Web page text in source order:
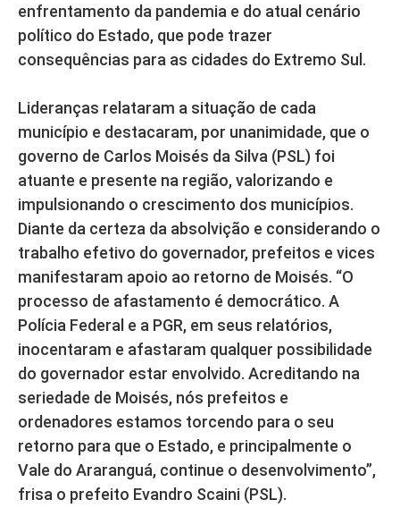
enfrentamento da pandemia e do atual cenário
político do Estado, que pode trazer
consequências para as cidades do Extremo Sul.
Lideranças relataram a situação de cada
município e destacaram, por unanimidade, que o
governo de Carlos Moisés da Silva (PSL) foi
atuante e presente na região, valorizando e
impulsionando o crescimento dos municípios.
Diante da certeza da absolvição e considerando o
trabalho efetivo do governador, prefeitos e vices
manifestaram apoio ao retorno de Moisés. “O
processo de afastamento é democrático. A
Polícia Federal e a PGR, em seus relatórios,
inocentaram e afastaram qualquer possibilidade
do governador estar envolvido. Acreditando na
seriedade de Moisés, nós prefeitos e
ordenadores estamos torcendo para o seu
retorno para que o Estado, e principalmente o
Vale do Araranguá, continue o desenvolvimento”,
frisa o prefeito Evandro Scaini (PSL).